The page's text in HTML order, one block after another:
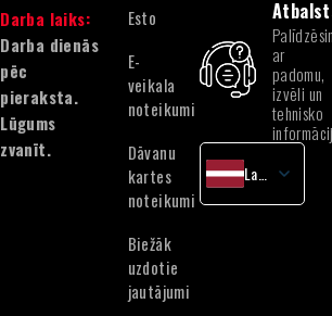
Darba laiks:
Darba dienās
pēc
pieraksta.
Lūgums
zvanīt.
Esto
E-
veikala
noteikumi
Dāvanu
kartes
noteikumi
Biežāk
uzdotie
jautājumi
ar
padomu,
izvēli un
tehnisko
English